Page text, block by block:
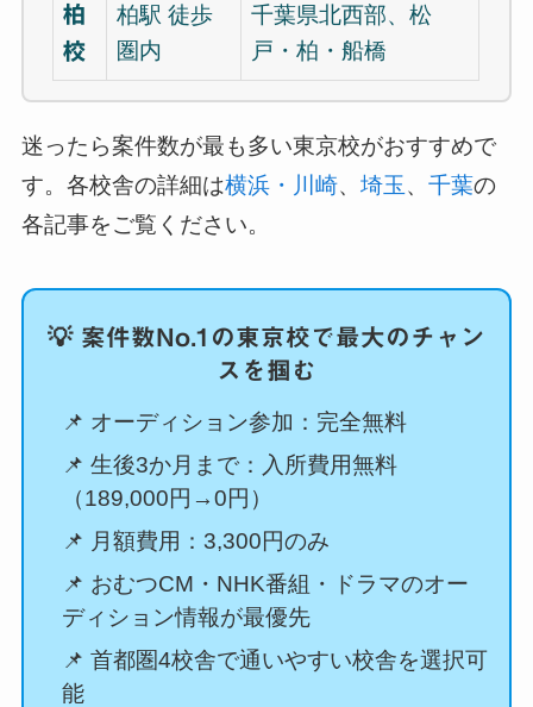
柏
校
柏駅 徒歩
圏内
千葉県北西部、松
戸・柏・船橋
迷ったら案件数が最も多い東京校がおすすめで
す。各校舎の詳細は横浜・川崎、 埼玉、 千葉の
各記事をご覧ください。
💡 案件数No.1の東京校で最大のチャン
スを掴む
📌 オーディション参加：完全無料
📌 生後3か月まで：入所費用無料
（189,000円→0円）
📌 月額費用：3,300円のみ
📌 おむつCM・NHK番組・ドラマのオー
ディション情報が最優先
📌 首都圏4校舎で通いやすい校舎を選択可
能